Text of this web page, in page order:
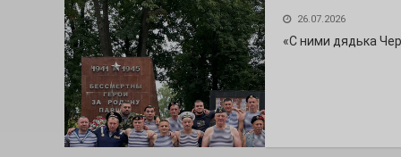
26.07.2026
«С ними дядька